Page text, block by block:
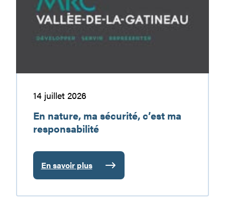
sécurité,
responsabilité
14 juillet 2026
En nature, ma sécurité, c’est ma
responsabilité
En savoir plus
:
En
nature,